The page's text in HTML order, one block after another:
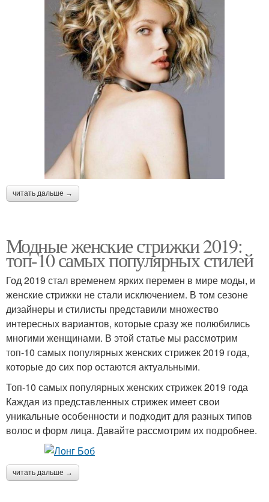
читать дальше →
Модные женские стрижки 2019:
топ-10 самых популярных стилей
Год 2019 стал временем ярких перемен в мире моды, и
женские стрижки не стали исключением. В том сезоне
дизайнеры и стилисты представили множество
интересных вариантов, которые сразу же полюбились
многими женщинами. В этой статье мы рассмотрим
топ-10 самых популярных женских стрижек 2019 года,
которые до сих пор остаются актуальными.
Топ-10 самых популярных женских стрижек 2019 года
Каждая из представленных стрижек имеет свои
уникальные особенности и подходит для разных типов
волос и форм лица. Давайте рассмотрим их подробнее.
читать дальше →